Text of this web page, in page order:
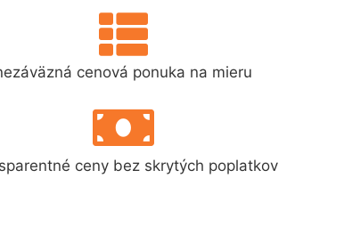
cenová ponuka na mieru
ceny bez skrytých poplatkov